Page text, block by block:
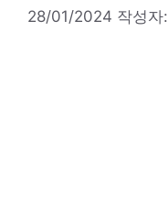
28/01/2024 작성자: